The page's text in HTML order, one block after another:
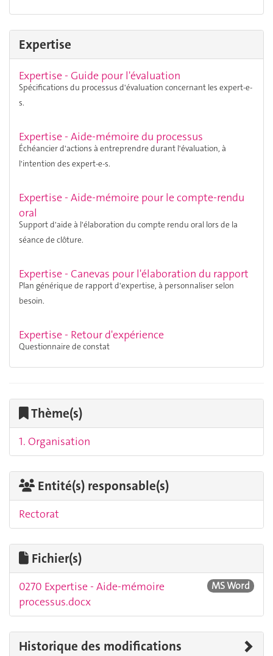
Expertise
Expertise - Guide pour l'évaluation
Spécifications du processus d'évaluation concernant les expert-e-
s.
Expertise - Aide-mémoire du processus
Échéancier d'actions à entreprendre durant l'évaluation, à
l'intention des expert-e-s.
Expertise - Aide-mémoire pour le compte-rendu
oral
Support d'aide à l'élaboration du compte rendu oral lors de la
séance de clôture.
Expertise - Canevas pour l'élaboration du rapport
Plan générique de rapport d'expertise, à personnaliser selon
besoin.
Expertise - Retour d'expérience
Questionnaire de constat
Thème(s)
1. Organisation
Entité(s) responsable(s)
Rectorat
Fichier(s)
MS Word
0270 Expertise - Aide-mémoire
processus.docx
Historique des modifications